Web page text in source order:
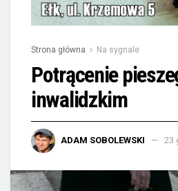
Strona główna Na sygnale
Potrącenie
inwalidzkim
ADAM SOBOLEWSKI 23